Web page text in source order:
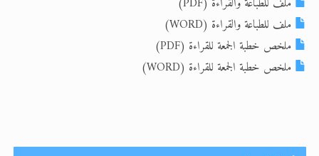
الحجّ.. دلالات، حِكم، وأهداف >> المزيد
اقرأ هذا المقال في أهمية عيد
ملف للطباعة والقراءة (WORD)
ملخص خطبة الجمعة للقراءة (PDF)
ملخص خطبة الجمعة للقراءة (WORD)